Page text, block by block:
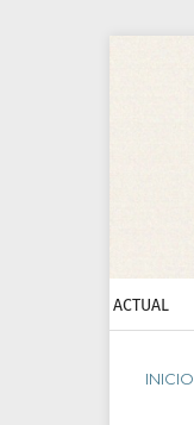
ACTUAL
INICIO